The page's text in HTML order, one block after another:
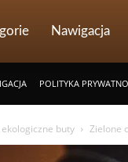
Nawigacja
POLITYKA
buty Zielone